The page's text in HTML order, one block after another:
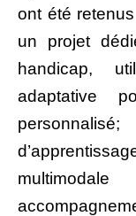
ont été
un projet
handicap,
adaptative
personnalisé;